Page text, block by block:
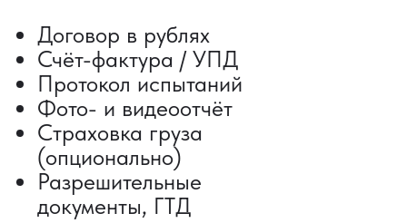
ВЫКУП ТОВАРОВ ИЗ КИТАЯ
Выкуп от 1 000 000 ₽
Выкуп с Alibaba
Доставка образцов
Получить консультацию